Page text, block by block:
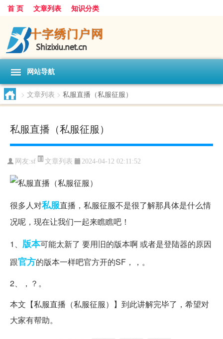
首 页 文章列表 知识分类
网站导航
> 文章列表 > 私服直播（私服征服）
私服直播（私服征服）
网友:sf 文章列表 2024-04-12 02:11:52
很多人对私服直播，私服征服不是很了解那具体是什么情
况呢，现在让我们一起来瞧瞧吧！
1、 版本可能太新了 要用旧的版本啊 或者是登陆器的原因
跟官方的版本一样吧官方开的SF，，。
2、，？。
本文【私服直播（私服征服）】到此讲解完毕了，希望对
大家有帮助。